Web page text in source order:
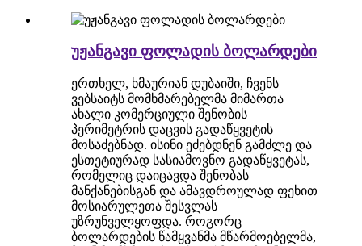
უჟანგავი ფოლადის ბოლარდები
ერთხელ, ხმაურიან დუბაიში, ჩვენს
ვებსაიტს მომხმარებელმა მიმართა
ახალი კომერციული შენობის
პერიმეტრის დაცვის გადაწყვეტის
მოსაძებნად. ისინი ეძებდნენ გამძლე და
ესთეტიურად სასიამოვნო გადაწყვეტას,
რომელიც დაიცავდა შენობას
მანქანებისგან და ამავდროულად ფეხით
მოსიარულეთა შესვლას
უზრუნველყოფდა. როგორც
ბოლარდების წამყვანმა მწარმოებელმა,